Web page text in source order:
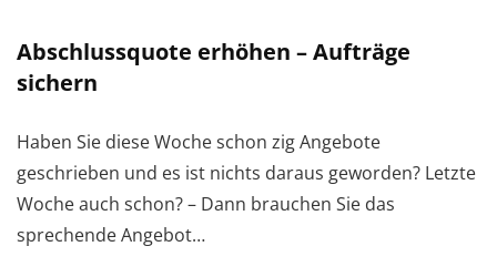
Abschlussquote erhöhen – Aufträge
sichern
Haben Sie diese Woche schon zig Angebote
geschrieben und es ist nichts daraus geworden? Letzte
Woche auch schon? – Dann brauchen Sie das
sprechende Angebot…